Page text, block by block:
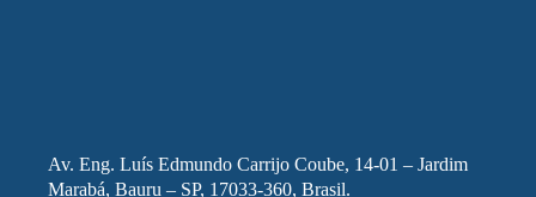
Av. Eng. Luís Edmundo Carrijo Coube, 14-01 – Jardim
Marabá, Bauru – SP, 17033-360, Brasil.